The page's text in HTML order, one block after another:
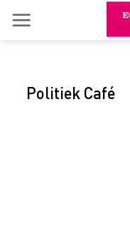
Politiek Café